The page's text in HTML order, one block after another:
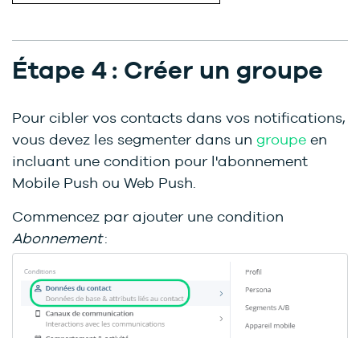
Étape 4 : Créer un groupe
Pour cibler vos contacts dans vos notifications,
vous devez les segmenter dans un groupe en
incluant une condition pour l'abonnement
Mobile Push ou Web Push.
Commencez par ajouter une condition
Abonnement: